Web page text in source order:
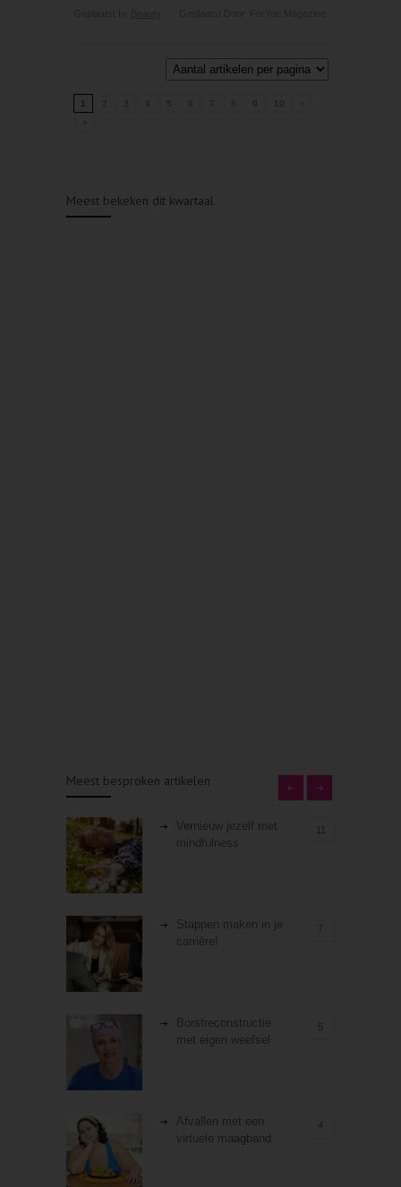
1 2 3 4 5 6 7 8 9 10
Meest bekeken dit kwartaal
Meest besproken artikelen
Vernieuw jezelf met
mindfulness
Stappen maken in je
carrière!
7
Borstreconstructie
met eigen weefsel
5
Afvallen met een
virtuele maagband
4